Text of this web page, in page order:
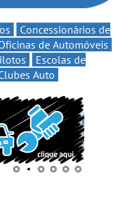
Concessionários de
de Automóveis
Escolas de
Auto